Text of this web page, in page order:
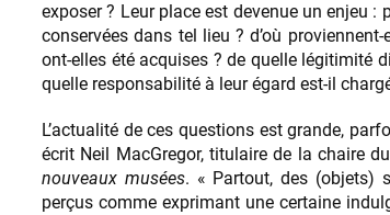
exposer ? Leur place est devenue un enjeu
conservées dans tel lieu ? d’où
ont-elles été acquises ? de quelle légitimité
quelle responsabilité à leur égard est-il
L’actualité de ces questions est grande,
écrit Neil MacGregor, titulaire de la chaire
nouveaux musées. « Partout, des (objets)
perçus comme exprimant une certaine